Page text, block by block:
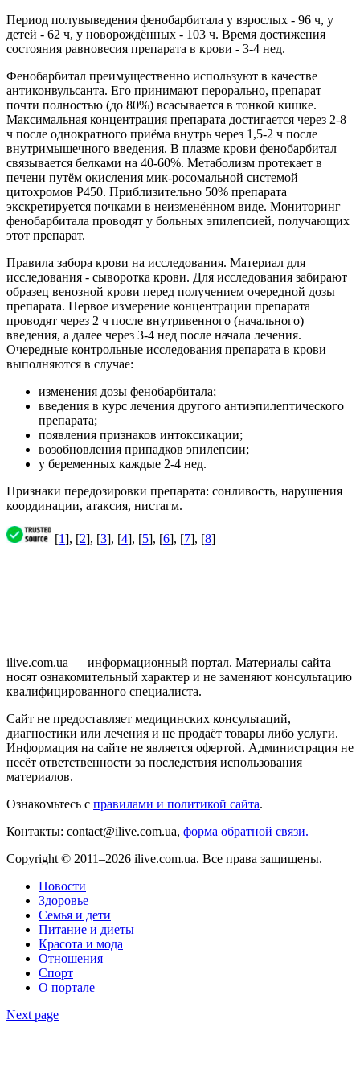
Период полувыведения фенобарбитала у взрослых - 96 ч, у
детей - 62 ч, у новорождённых - 103 ч. Время достижения
состояния равновесия препарата в крови - 3-4 нед.
Фенобарбитал преимущественно используют в качестве
антиконвульсанта. Его принимают перорально, препарат
почти полностью (до 80%) всасывается в тонкой кишке.
Максимальная концентрация препарата достигается через 2-8
ч после однократного приёма внутрь через 1,5-2 ч после
внутримышечного введения. В плазме крови фенобарбитал
связывается белками на 40-60%. Метаболизм протекает в
печени путём окисления мик-росомальной системой
цитохромов Р450. Приблизительно 50% препарата
экскретируется почками в неизменённом виде. Мониторинг
фенобарбитала проводят у больных эпилепсией, получающих
этот препарат.
Правила забора крови на исследования. Материал для
исследования - сыворотка крови. Для исследования забирают
образец венозной крови перед получением очередной дозы
препарата. Первое измерение концентрации препарата
проводят через 2 ч после внутривенного (начального)
введения, а далее через 3-4 нед после начала лечения.
Очередные контрольные исследования препарата в крови
выполняются в случае:
изменения дозы фенобарбитала;
введения в курс лечения другого антиэпилептического
препарата;
появления признаков интоксикации;
возобновления припадков эпилепсии;
у беременных каждые 2-4 нед.
Признаки передозировки препарата: сонливость, нарушения
координации, атаксия, нистагм.
[1], [2], [3], [4], [5], [6], [7], [8]
ilive.com.ua — информационный портал. Материалы сайта
носят ознакомительный характер и не заменяют консультацию
квалифицированного специалиста.
Сайт не предоставляет медицинских консультаций,
диагностики или лечения и не продаёт товары либо услуги.
Информация на сайте не является офертой. Администрация не
несёт ответственности за последствия использования
материалов.
Ознакомьтесь с правилами и политикой сайта.
Контакты: contact@ilive.com.ua, форма обратной связи.
Copyright © 2011–2026 ilive.com.ua. Все права защищены.
Новости
Здоровье
Семья и дети
Питание и диеты
Красота и мода
Отношения
Спорт
О портале
Next page